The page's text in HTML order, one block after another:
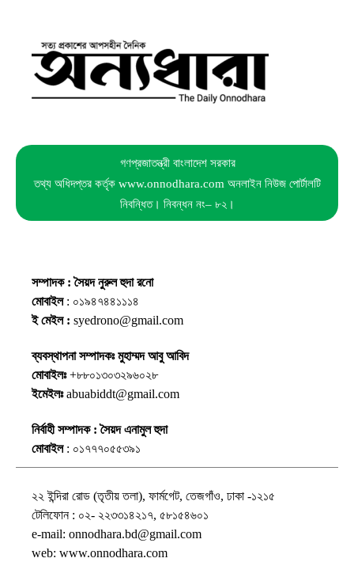
গণপ্রজাতন্ত্রী বাংলাদেশ সরকার
তথ্য অধিদপ্তর কর্তৃক www.onnodhara.com অনলাইন নিউজ পোর্টালটি
নিবন্ধিত। নিবন্ধন নং– ৮২।
সম্পাদক : সৈয়দ নুরুল হুদা রনো
মোবাইল: ০১৯৪৭৪৪১১১৪
ই মেইল : syedrono@gmail.com
ব্যবস্থাপনা সম্পাদকঃ মুহাম্মদ আবু আবিদ
মোবাইলঃ+৮৮০১৩০৩২৯৬০২৮
ইমেইলঃabuabiddt@gmail.com
নির্বাহী সম্পাদক : সৈয়দ এনামুল হুদা
মোবাইল: ০১৭৭৭০৫৫৩৯১
২২ ইন্দিরা রোড (তৃতীয় তলা), ফার্মগেট, তেজগাঁও, ঢাকা -১২১৫
টেলিফোন : ০২- ২২৩৩১৪২১৭, ৫৮১৫৪৬০১
e-mail: onnodhara.bd@gmail.com
web: www.onnodhara.com